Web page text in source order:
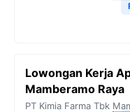
Lowongan Kerja
Mamberamo Raya
PT Kimia Farma Tbk